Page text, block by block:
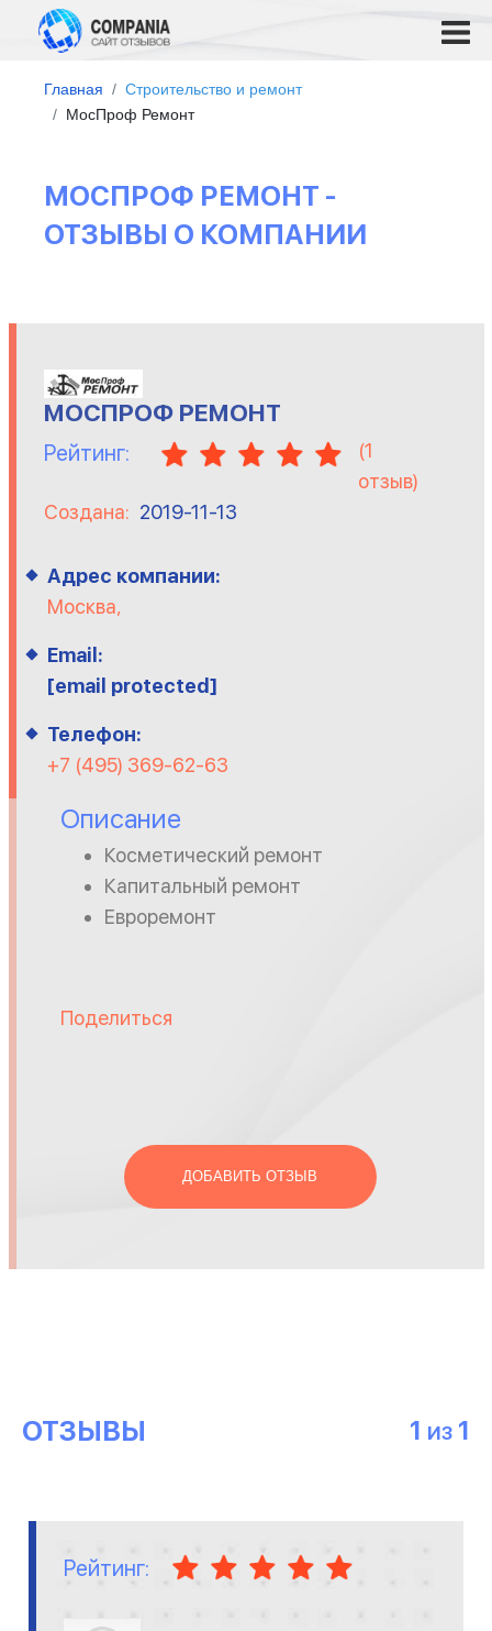
Главная
Строительство и ремонт
МосПроф Ремонт
МОСПРОФ РЕМОНТ -
ОТЗЫВЫ О КОМПАНИИ
МОСПРОФ РЕМОНТ
Рейтинг: (1
отзыв)
Создана: 2019-11-13
Адрес компании:
Москва,
Email:
[email protected]
Телефон:
+7 (495) 369-62-63
Описание
Косметический ремонт
Капитальный ремонт
Евроремонт
Поделиться
ДОБАВИТЬ ОТЗЫВ
ОТЗЫВЫ 1 ИЗ 1
Рейтинг: